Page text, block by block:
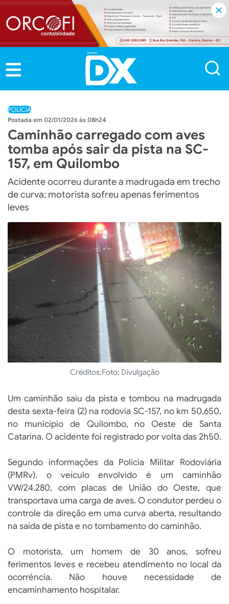
POLÍCIA
02/01/2026 às 08h24
Caminhão carregado com aves
tomba após sair da pista na SC-
157, em Quilombo
Acidente ocorreu durante a madrugada em trecho
de curva; motorista sofreu apenas ferimentos
leves
Créditos:Foto: Divulgação
Um caminhão saiu da pista e tombou na madrugada
desta sexta-feira (2) na rodovia SC-157, no km 50,650,
no município de Quilombo, no Oeste de Santa
Catarina. O acidente foi registrado por volta das 2h50.
Segundo informações da Polícia Militar Rodoviária
(PMRv), o veículo envolvido é um caminhão
VW/24.280, com placas de União do Oeste, que
transportava uma carga de aves. O condutor perdeu o
controle da direção em uma curva aberta, resultando
na saída de pista e no tombamento do caminhão.
O motorista, um homem de 30 anos, sofreu
ferimentos leves e recebeu atendimento no local da
ocorrência. Não houve necessidade de
encaminhamento hospitalar.